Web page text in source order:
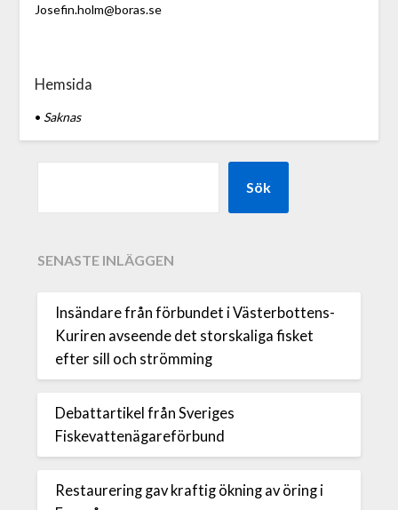
Josefin.holm@boras.se
Hemsida
• Saknas
Sök
SENASTE INLÄGGEN
Insändare från förbundet i Västerbottens-
Kuriren avseende det storskaliga fisket
efter sill och strömming
Debattartikel från Sveriges
Fiskevattenägareförbund
Restaurering gav kraftig ökning av öring i